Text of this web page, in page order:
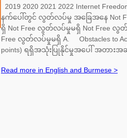
2019 2020 2021 2022 Internet
နက်ပေါ်တွင် လွတ်လပ်မှု အခြေအနေ Not
ရှိ Not Free လွတ်လပ်မှုမရှိ Not Free လွ
Free လွတ်လပ်မှုမရှိ A. Obstacles to
points) ရရှိအသုံးပြုနိုင်မှုအပေါ် အတားအဆီ
Read more in English and Burmese >